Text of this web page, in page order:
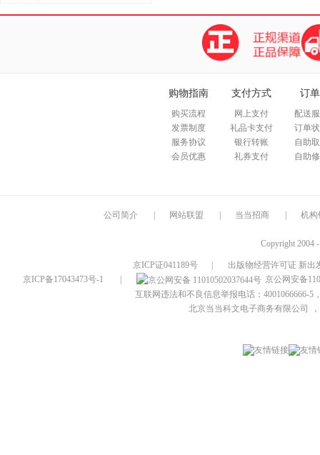
购物指南
购买流程
发票制度
服务协议
会员优惠
支付方式
网上支付
礼品卡支付
银行转账
礼券支付
订
配送
订单
自助
自助
公司简介 网站联盟 当当招商 机构
Copyright 2004
京ICP证041189号
出版物经营许可证 新出
京ICP备17043473号-1
京公网安备
互联网违法和不良信息举报电话：4001066666-5
北京当当科文电子商务有限公司